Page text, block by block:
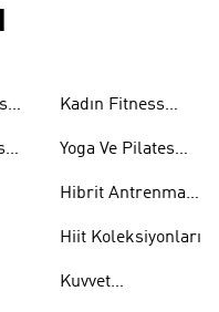
Aksesuarları
Kadın Fitness
Yoga Ve Pilates
Hibrit Antrenman
Hiit Koleksiyonları
Kuvvet